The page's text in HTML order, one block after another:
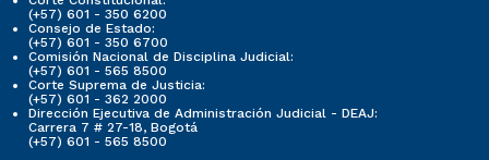
(+57) 601 - 350 6200
Consejo de Estado:
(+57) 601 - 350 6700
Comisión Nacional de Disciplina Judicial:
(+57) 601 - 565 8500
Corte Suprema de Justicia:
(+57) 601 - 362 2000
Dirección Ejecutiva de Administración Judicial - DEAJ:
Carrera 7 # 27-18, Bogotá
(+57) 601 - 565 8500